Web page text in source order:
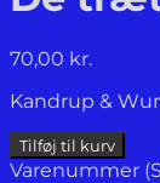
70,00 kr.
Kandrup &
De
trættekære.
Tilføj til kurv
Varenummer